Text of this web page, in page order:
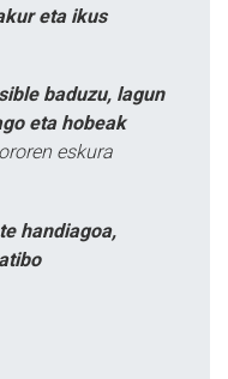
eta ikus
baduzu, lagun
eta hobeak
eskura
handiagoa,